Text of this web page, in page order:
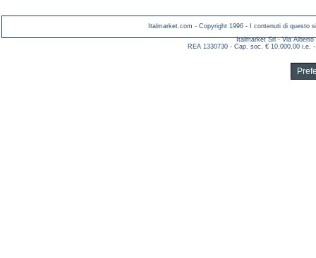
Italmarket.com - Copyright 1996 - I contenuti di questo
Italmarket Srl - Via Alberto
REA 1330730 - Cap. soc. € 10.000,00 i.e.